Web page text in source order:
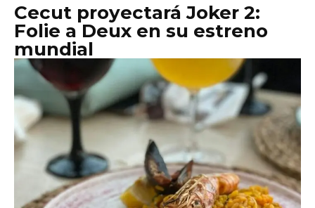
Cecut proyectará Joker 2:
Folie a Deux en su estreno
mundial